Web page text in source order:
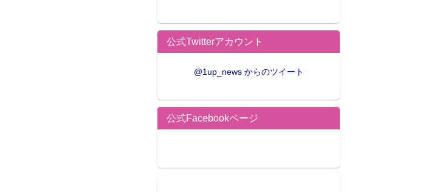
公式Twitterアカウント
@1up_news からのツイート
公式Facebookページ